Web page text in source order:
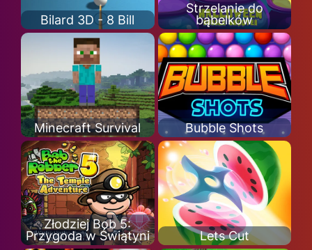
Bilard 3D - 8 Bill
Strzelanie do
bąbelków
Minecraft Survival Bubble Shots
Złodziej Bob 5:
Przygoda w Świątyni
Lets Cut